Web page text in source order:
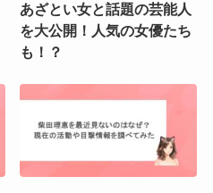
あざとい女と話題の芸能人
を大公開！人気の女優たち
も！？